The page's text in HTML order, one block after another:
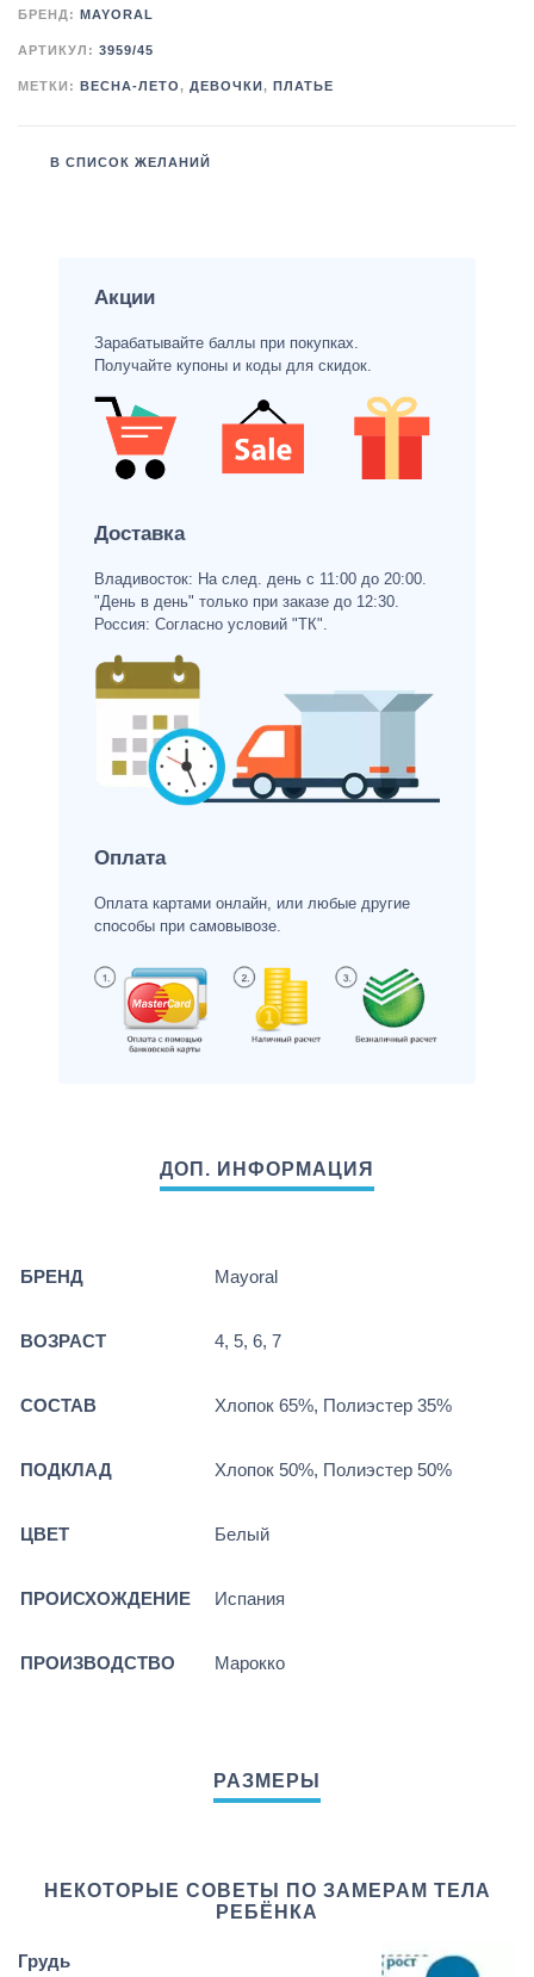
БРЕНД: MAYORAL
АРТИКУЛ: 3959/45
МЕТКИ: ВЕСНА-ЛЕТО, ДЕВОЧКИ , ПЛАТЬЕ
В СПИСОК ЖЕЛАНИЙ
Акции
Зарабатывайте баллы при покупках.
Получайте купоны и коды для скидок.
Доставка
Владивосток: На след. день с 11:00 до 20:00.
"День в день" только при заказе до 12:30.
Россия: Согласно условий "ТК".
Оплата
Оплата картами онлайн, или любые другие
способы при самовывозе.
БРЕНД Mayoral
ВОЗРАСТ 4, 5, 6, 7
СОСТАВ Хлопок 65%, Полиэстер 35%
ПОДКЛАД Хлопок 50%, Полиэстер 50%
ЦВЕТ Белый
ПРОИСХОЖДЕНИЕ Испания
ПРОИЗВОДСТВО Марокко
НЕКОТОРЫЕ СОВЕТЫ ПО ЗАМЕРАМ ТЕЛА
РЕБЁНКА
Грудь